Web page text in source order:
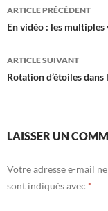
Navigation
des
articles
ARTICLE PRÉCÉDENT
En vidéo : les
ARTICLE SUIVANT
Rotation d’étoiles dans
LAISSER UN
Votre adresse e-mail
sont indiqués avec *